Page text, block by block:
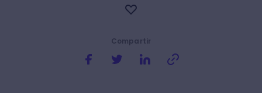
Compartir